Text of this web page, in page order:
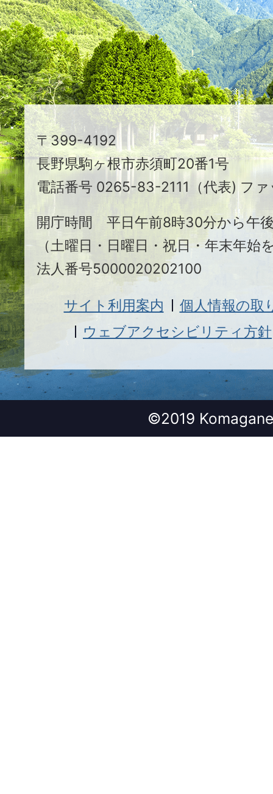
え
る
ま
ち
駒
ヶ
根
市
〒399-4192
長野県駒ヶ根市赤須町20番1号
電話番号 0265-83-2111（代表) フ
開庁時間 平日午前8時30分から午
（土曜日・日曜日・祝日・年末年始
法人番号5000020202100
サイト利用案内
個人情報の取
ウェブアクセシビリティ方針
©2019